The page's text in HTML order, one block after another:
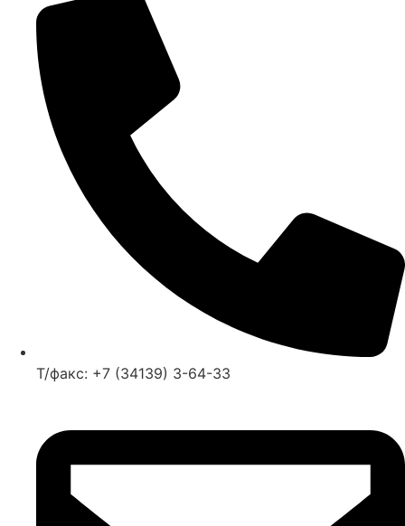
Т/факс: +7 (34139) 3-64-33